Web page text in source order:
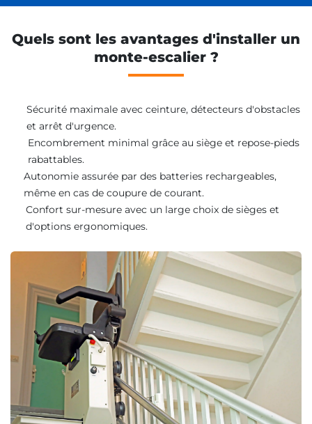
Quels sont les avantages d'installer un
monte-escalier ?
Sécurité maximale avec ceinture, détecteurs d'obstacles
et arrêt d'urgence.
Encombrement minimal grâce au siège et repose-pieds
rabattables.
Autonomie assurée par des batteries rechargeables,
même en cas de coupure de courant.
Confort sur-mesure avec un large choix de sièges et
d'options ergonomiques.